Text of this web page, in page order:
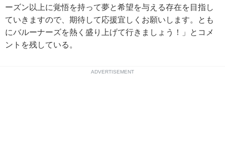
ーズン以上に覚悟を持って夢と希望を与える存在を目指し
ていきますので、期待して応援宜しくお願いします。とも
にバルーナーズを熱く盛り上げて行きましょう！」とコメ
ントを残している。
ADVERTISEMENT